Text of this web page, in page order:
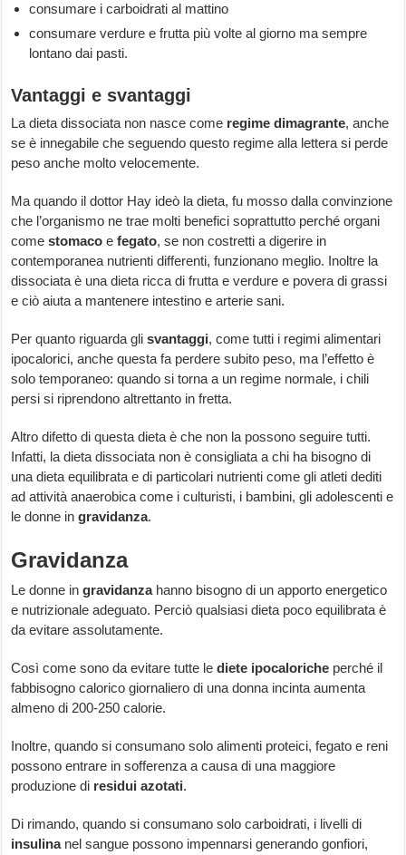
consumare i carboidrati al mattino
consumare verdure e frutta più volte al giorno ma sempre
lontano dai pasti.
Vantaggi e svantaggi
La dieta dissociata non nasce come regime dimagrante, anche
se è innegabile che seguendo questo regime alla lettera si perde
peso anche molto velocemente.
Ma quando il dottor Hay ideò la dieta, fu mosso dalla convinzione
che l’organismo ne trae molti benefici soprattutto perché organi
comestomaco efegato, se non costretti a digerire in
contemporanea nutrienti differenti, funzionano meglio. Inoltre la
dissociata è una dieta ricca di frutta e verdure e povera di grassi
e ciò aiuta a mantenere intestino e arterie sani.
Per quanto riguarda glisvantaggi, come tutti i regimi alimentari
ipocalorici, anche questa fa perdere subito peso, ma l’effetto è
solo temporaneo: quando si torna a un regime normale, i chili
persi si riprendono altrettanto in fretta.
Altro difetto di questa dieta è che non la possono seguire tutti.
Infatti, la dieta dissociata non è consigliata a chi ha bisogno di
una dieta equilibrata e di particolari nutrienti come gli atleti dediti
ad attività anaerobica come i culturisti, i bambini, gli adolescenti e
le donne in gravidanza.
Gravidanza
Le donne ingravidanzahanno bisogno di un apporto energetico
e nutrizionale adeguato. Perciò qualsiasi dieta poco equilibrata è
da evitare assolutamente.
Così come sono da evitare tutte lediete ipocaloriche perché il
fabbisogno calorico giornaliero di una donna incinta aumenta
almeno di 200-250 calorie.
Inoltre, quando si consumano solo alimenti proteici, fegato e reni
possono entrare in sofferenza a causa di una maggiore
produzione di residui azotati.
Di rimando, quando si consumano solo carboidrati, i livelli di
insulinanel sangue possono impennarsi generando gonfiori,